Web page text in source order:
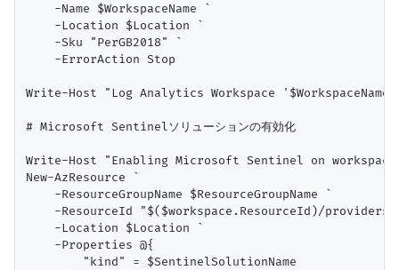
    -Name $WorkspaceName `
    -Location $Location `
    -Sku "PerGB2018" `
    -ErrorAction Stop
Write-Host "Log Analytics Workspace
# Microsoft Sentinelソリューションの有効化
Write-Host "Enabling Microsoft Sentinel on workspace
New-AzResource `
    -ResourceGroupName $ResourceGroupName `
-ResourceId "$($workspace.ResourceId)/
    -Location $Location `
    -Properties @{
        "kind" = $SentinelSolutionName